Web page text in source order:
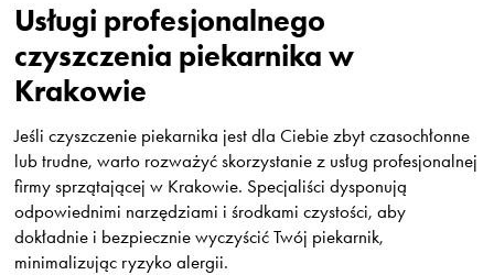
Usługi profesjonalnego
czyszczenia piekarnika w
Krakowie
Jeśli czyszczenie piekarnika jest dla Ciebie zbyt czasochłonne
lub trudne, warto rozważyć skorzystanie z usług profesjonalnej
firmy sprzątającej w Krakowie. Specjaliści dysponują
odpowiednimi narzędziami i środkami czystości, aby
dokładnie i bezpiecznie wyczyścić Twój piekarnik,
minimalizując ryzyko alergii.